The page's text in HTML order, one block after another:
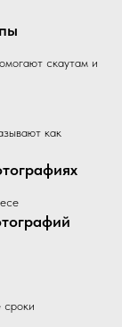
скаутам и
как
сроки